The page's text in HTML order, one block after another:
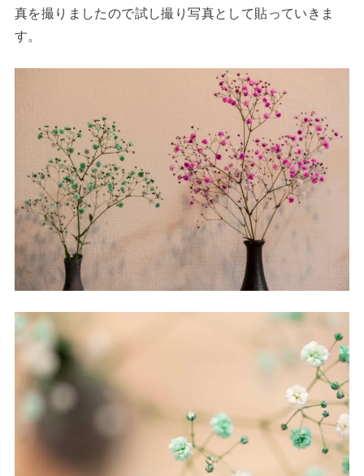
真を撮りましたので試し撮り写真として貼っていきま
す。